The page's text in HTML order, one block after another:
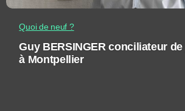
Quoi de neuf ?
Guy BERSINGER conciliateur
à Montpellier